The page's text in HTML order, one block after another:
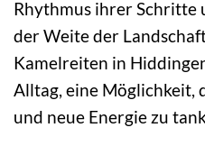
Rhythmus ihrer Schritte
der Weite der
Kamelreiten in
Alltag, eine Möglichkeit,
und neue Energie zu